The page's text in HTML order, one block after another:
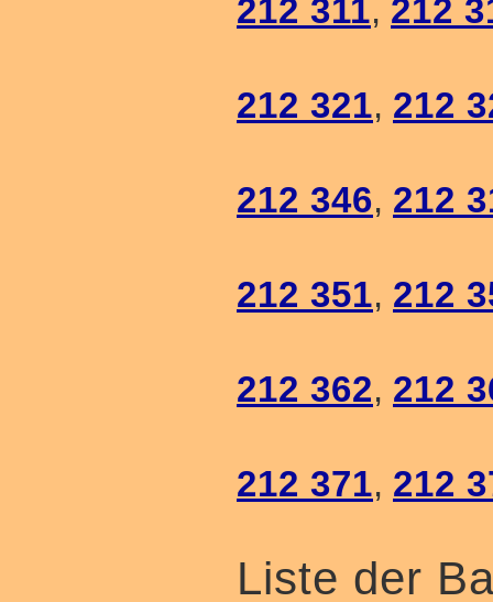
212 311, 212
212 321, 212
212 346, 212
212 351, 212
212 362, 212
212 371, 212
Liste der